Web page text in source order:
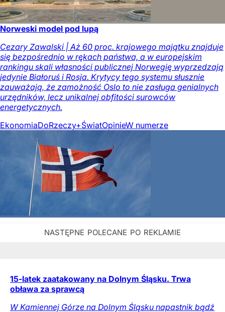
Norweski model pod lupą
Cezary Zawalski | Aż 60 proc. krajowego majątku znajduje
się bezpośrednio w rękach państwa, a w europejskim
rankingu skali własności publicznej Norwegię wyprzedzają
jedynie Białoruś i Rosja. Krytycy tego systemu słusznie
zauważają, że zamożność Oslo to nie zasługa genialnych
urzędników, lecz unikalnej obfitości surowców
energetycznych.
EkonomiaDoRzeczy+ŚwiatOpinieW numerze
15-latek zaatakowany na Dolnym Śląsku. Trwa
obława za sprawcą
W Kamiennej Górze na Dolnym Śląsku napastnik bądź